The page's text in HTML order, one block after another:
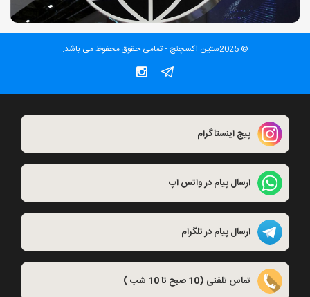
© 2025ستین اکسچنج - تمامی حقوق محفوظ می باشد.
پیج اینستاگرام
ارسال پیام در واتس اپ
ارسال پیام در تلگرام
تماس تلفنی (10 صبح تا 10 شب )